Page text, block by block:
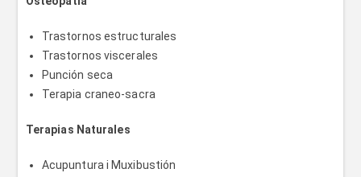
Trastornos estructurales
Trastornos viscerales
Punción seca
Terapia craneo-sacra
Terapias Naturales
Acupuntura i Muxibustión